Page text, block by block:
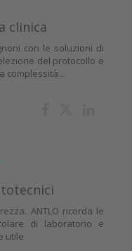
clinica
con le soluzioni di
del protocollo e
complessità...
ANTLO ricorda le
di laboratorio e
utile